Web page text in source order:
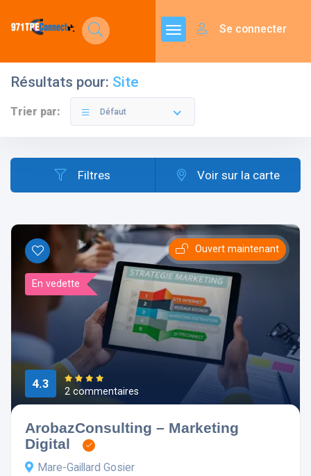
Se connecter
Résultats pour: Site
Trier par: Défaut
Filtres Voir sur la carte
En vedette
Ouvert maintenant
4.3
2 commentaires
ArobazConsulting – Marketing
Digital
Mare-Gaillard Gosier